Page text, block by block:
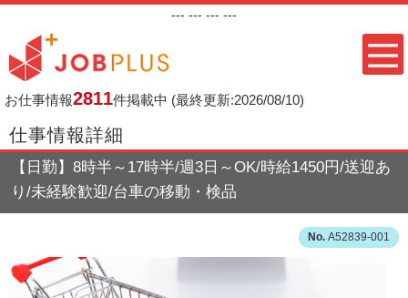
--- --- --- ---
お仕事情報2811件掲載中 (最終更新:2026/08/10)
仕事情報詳細
【日勤】8時半～17時半/週3日～OK/時給1450円/送迎あ
り/未経験歓迎/台車の移動・検品
A52839-001